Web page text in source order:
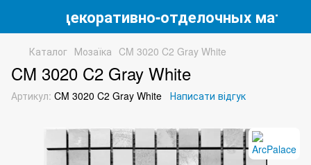
декоративно-отделочных
Каталог Мозаїка CM 3020 C2 Gray White
CM 3020 C2 Gray White
Артикул: CM 3020 C2 Gray White Написати відгук